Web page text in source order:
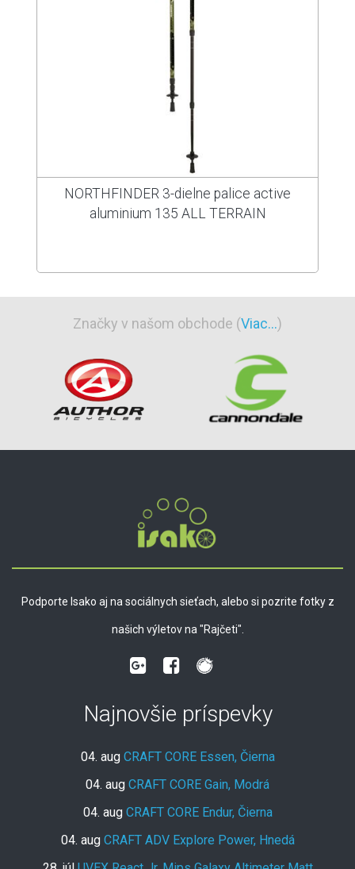
NORTHFINDER 3-dielne palice active
aluminium 135 ALL TERRAIN
Značky v našom obchode (Viac...)
Podporte Isako aj na sociálnych sieťach, alebo si pozrite fotky z
našich výletov na "Rajčeti".
Najnovšie príspevky
04. aug CRAFT CORE Essen, Čierna
04. aug CRAFT CORE Gain, Modrá
04. aug CRAFT CORE Endur, Čierna
04. aug CRAFT ADV Explore Power, Hnedá